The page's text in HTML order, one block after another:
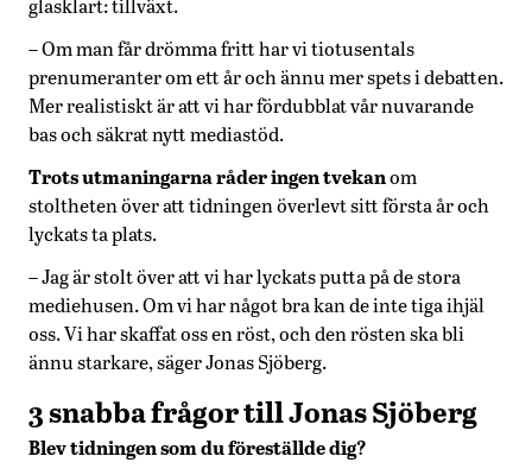
– Om man får drömma fritt har vi tiotusentals
prenumeranter om ett år och ännu mer spets i debatten.
Mer realistiskt är att vi har fördubblat vår nuvarande
bas och säkrat nytt mediastöd.
Trots utmaningarna råder ingen tvekanom
stoltheten över att tidningen överlevt sitt första år och
lyckats ta plats.
– Jag är stolt över att vi har lyckats putta på de stora
mediehusen. Om vi har något bra kan de inte tiga ihjäl
oss. Vi har skaffat oss en röst, och den rösten ska bli
ännu starkare, säger Jonas Sjöberg.
3 snabba frågor till Jonas Sjöberg
Blev tidningen som du föreställde dig?